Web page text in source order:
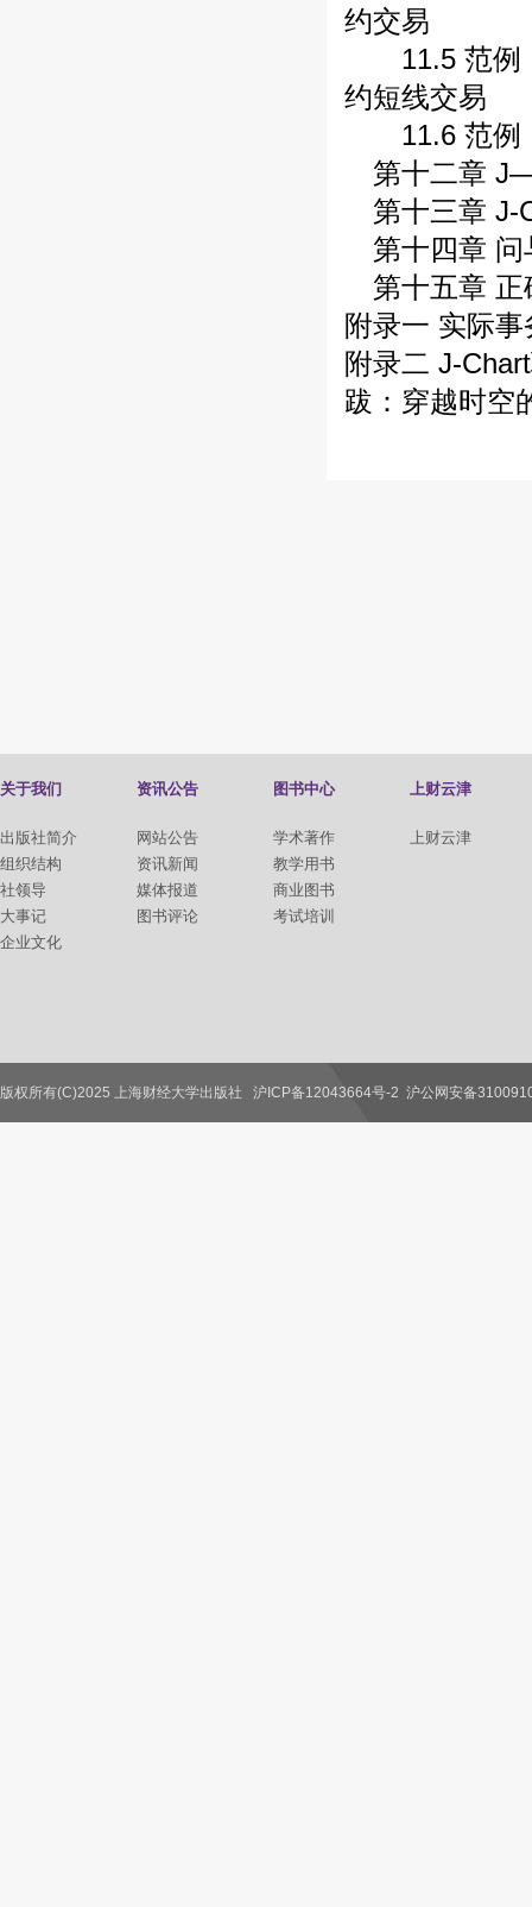
约交易
11.5 范例（
约短线交易
11.6 范例（
第十二章
第十三章 J-
第十四章 问
第十五章 正
附录一 实际
附录二 J-
跋：穿越时空
关于我们
出版社简介
组织结构
社领导
大事记
企业文化
资讯公告
网站公告
资讯新闻
媒体报道
图书评论
图书中心
学术著作
教学用书
商业图书
考试培训
上财云津
上财云津
联系我们
版权所有(C)2025 上海财经大学出版社 沪ICP备12043664号-2 沪公网安备